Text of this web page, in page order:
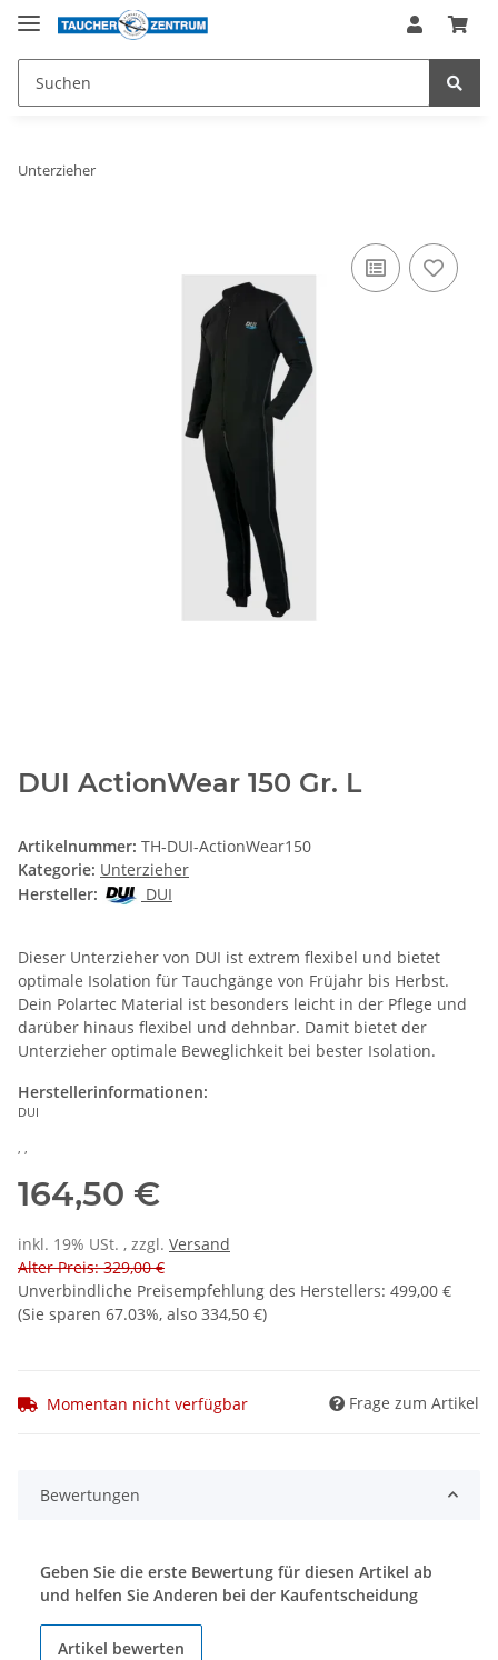
Unterzieher
DUI ActionWear 150 Gr. L
Artikelnummer: TH-DUI-ActionWear150
Kategorie: Unterzieher
Hersteller:
DUI
Dieser Unterzieher von DUI ist extrem flexibel und bietet
optimale Isolation für Tauchgänge von Früjahr bis Herbst.
Dein Polartec Material ist besonders leicht in der Pflege und
darüber hinaus flexibel und dehnbar. Damit bietet der
Unterzieher optimale Beweglichkeit bei bester Isolation.
Herstellerinformationen:
DUI
, ,
164,50 €
inkl. 19% USt. , zzgl. Versand
Alter Preis: 329,00 €
Unverbindliche Preisempfehlung des Herstellers: 499,00 €
(Sie sparen 67.03%, also 334,50 €)
Momentan nicht verfügbar Frage zum Artikel
Bewertungen
Geben Sie die erste Bewertung für diesen Artikel ab
und helfen Sie Anderen bei der Kaufentscheidung
Artikel bewerten